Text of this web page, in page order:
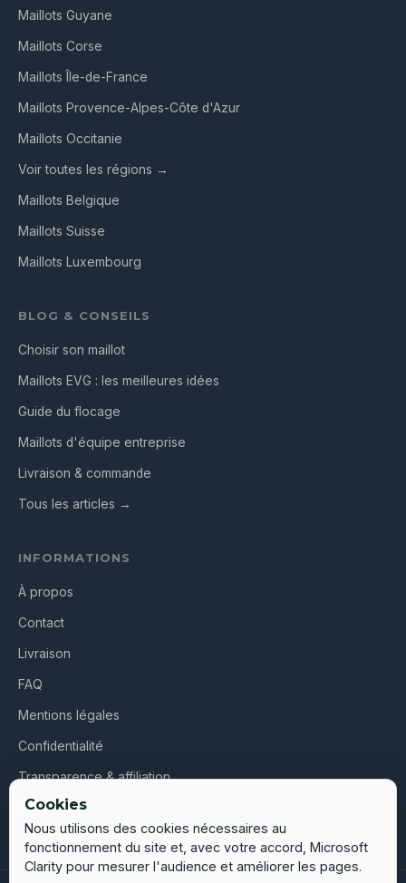
Maillots Guyane
Maillots Corse
Maillots Île-de-France
Maillots Provence-Alpes-Côte d'Azur
Maillots Occitanie
Voir toutes les régions →
Maillots Belgique
Maillots Suisse
Maillots Luxembourg
BLOG & CONSEILS
Choisir son maillot
Maillots EVG : les meilleures idées
Guide du flocage
Maillots d'équipe entreprise
Livraison & commande
Tous les articles →
INFORMATIONS
À propos
Contact
Livraison
FAQ
Mentions légales
Confidentialité
Transparence & affiliation
CGV
Cookies
Nous utilisons des cookies nécessaires au
fonctionnement du site et, avec votre accord, Microsoft
Clarity pour mesurer l'audience et améliorer les pages.